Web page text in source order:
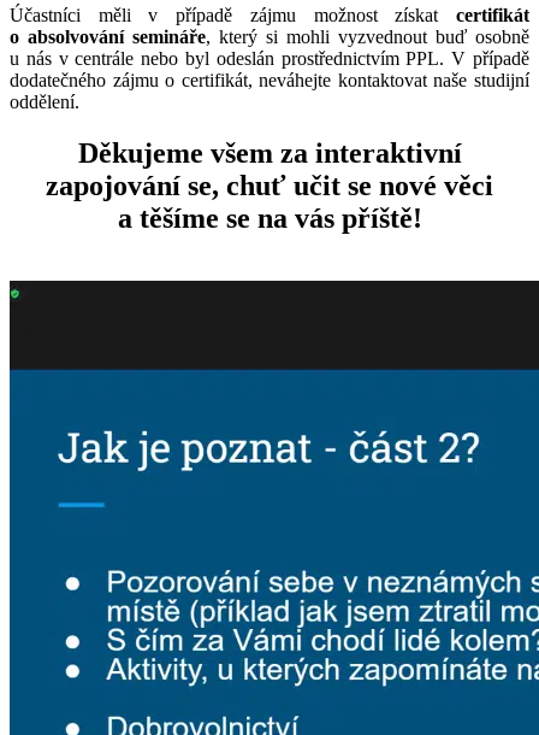
Účastníci měli v případě zájmu možnost získat certifikát
o absolvování semináře, který si mohli vyzvednout buď osobně
u nás v centrále nebo byl odeslán prostřednictvím PPL. V případě
dodatečného zájmu o certifikát, neváhejte kontaktovat naše studijní
oddělení.
Děkujeme všem za interaktivní
zapojování se, chuť učit se nové věci
a těšíme se na vás příště!